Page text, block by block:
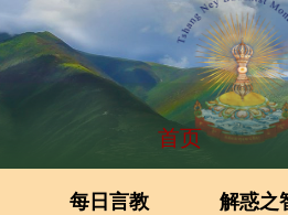
首页
每日言教 解惑之